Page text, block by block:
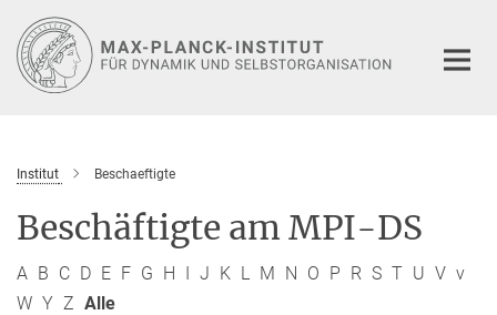
Hauptinhalt
Institut Beschaeftigte
Beschäftigte am MPI-DS
A B C D E F G H I J K L M N O P R S T U V v
W Y Z Alle